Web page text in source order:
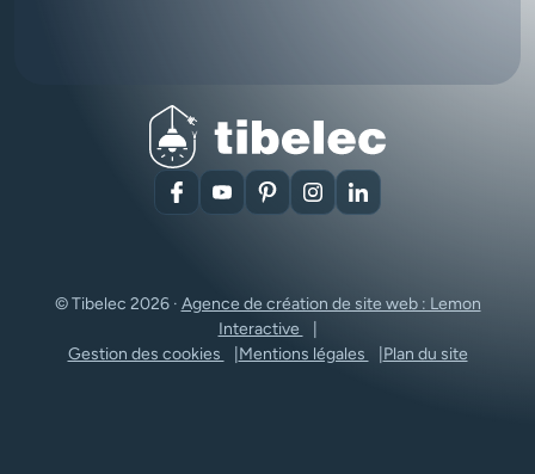
FacebookYouTubePinterestInstagramLinkedIn
© Tibelec 2026 · Agence de création de site web : Lemon
Interactive
Gestion des cookies
Mentions légales Plan du site